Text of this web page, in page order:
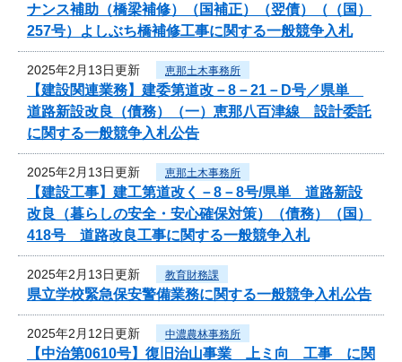
ナンス補助（橋梁補修）（国補正）（翌債）（（国）
257号）よしぶち橋補修工事に関する一般競争入札
2025年2月13日更新 恵那土木事務所
【建設関連業務】建委第道改－8－21－D号／県単
道路新設改良（債務）（一）恵那八百津線 設計委託
に関する一般競争入札公告
2025年2月13日更新 恵那土木事務所
【建設工事】建工第道改く－8－8号/県単 道路新設
改良（暮らしの安全・安心確保対策）（債務）（国）
418号 道路改良工事に関する一般競争入札
2025年2月13日更新 教育財務課
県立学校緊急保安警備業務に関する一般競争入札公告
2025年2月12日更新 中濃農林事務所
【中治第0610号】復旧治山事業 上ミ向 工事 に関